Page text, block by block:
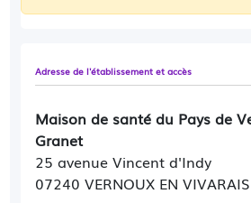
Adresse de l'établissement et accès
Maison de santé du Pays de
Granet
25 avenue Vincent d'Indy
07240 VERNOUX EN VIVARAIS